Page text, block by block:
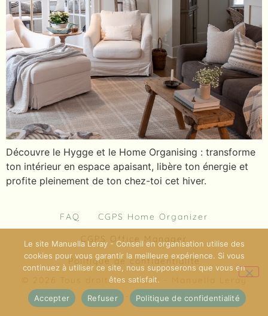
Découvre le Hygge et le Home Organising : transforme
ton intérieur en espace apaisant, libère ton énergie et
profite pleinement de ton chez-toi cet hiver.
FAQ CGPS Home Organizer
CGPS Office Manager
Politique de confidentialité
© 2026 Tous droits réservés - Manuella Leray
- EI
Le site Manuella Leray - Conseil en organisation utilise des
cookies pour vous garantir la meilleure expérience. Si vous
continuez à utiliser ce site, nous supposerons que vous en
êtes satisfait.
Accepter
Refuser Politique de confidentialité